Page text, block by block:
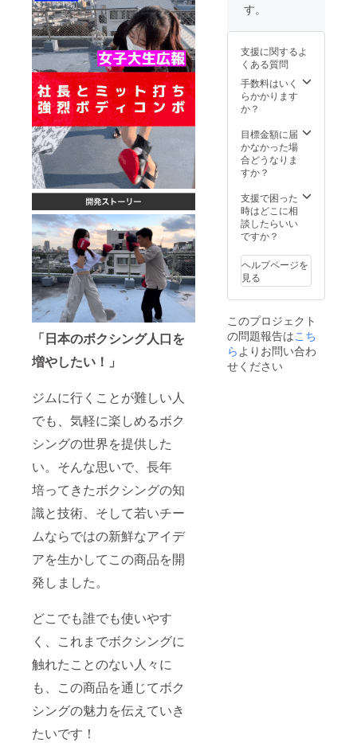
「日本のボクシング人口を
増やしたい！」
ジムに行くことが難しい人
でも、気軽に楽しめるボク
シングの世界を提供した
い。そんな思いで、長年
培ってきたボクシングの知
識と技術、そして若いチー
ムならではの新鮮なアイデ
アを生かしてこの商品を開
発しました。
どこでも誰でも使いやす
く、これまでボクシングに
触れたことのない人々に
も、この商品を通じてボク
シングの魅力を伝えていき
たいです！
様変更
可能性
がござ
いま
す。あ
承くだ
さい。
※イメー
用感な
どに関
する不
良品以
返品・
返金は
お受け
いたし
す。
す。
支援に関するよ
くある質問
手数料はいく
らかかります
か？
目標金額に届
かなかった場
合どうなりま
すか？
支援で困った
時はどこに相
談したらいい
ですか？
ヘルプページを
見る
このプロジェクト
の問題報告はこち
らよりお問い合わ
せください